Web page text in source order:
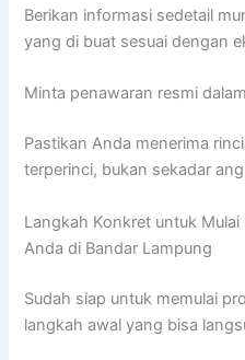
Berikan informasi sedetail
yang di buat sesuai dengan
Minta penawaran resmi
Pastikan Anda menerima
terperinci, bukan sekadar
Langkah Konkret untuk
Anda di Bandar Lampung
Sudah siap untuk memulai
langkah awal yang bisa